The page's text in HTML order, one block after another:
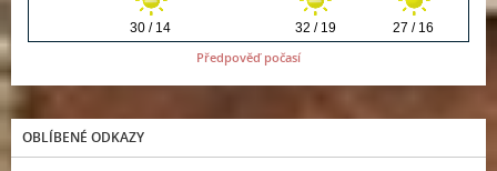
Předpověď počasí
OBLÍBENÉ ODKAZY